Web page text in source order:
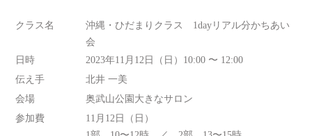
クラス名
沖縄・ひだまりクラス 1dayリアル分かちあい
会
日時
2023年11月12日（日）10:00 〜 12:00
伝え手
北井 一美
会場
奥武山公園大きなサロン
参加費
11月12日（日）